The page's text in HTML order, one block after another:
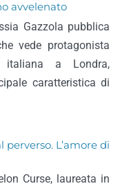
avvelenato
Gazzola pubblica
vede protagonista
italiana a Londra,
caratteristica di
L’amore di
Curse, laureata in